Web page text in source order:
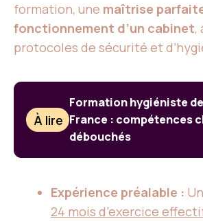
formation, une maîtrise
fonctionnement d’un cabinet,
protocoles de sécurité et
À lire
Formation hygiéniste
France : compétences
débouchés
Expérience préalable :
24 mois d’exercice